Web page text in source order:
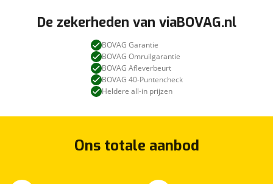
De zekerheden van viaBOVAG.nl
BOVAG Garantie
BOVAG Omruilgarantie
BOVAG Afleverbeurt
BOVAG 40-Puntencheck
Heldere all-in prijzen
Ons totale aanbod